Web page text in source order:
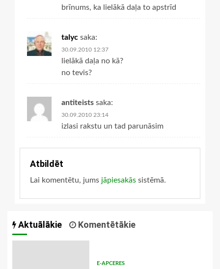
brīnums, ka lielākā daļa to apstrīd
talyc saka:
30.09.2010 12:37
lielākā daļa no kā?
no tevis?
antiteists saka:
30.09.2010 23:14
izlasi rakstu un tad parunāsim
Atbildēt
Lai komentētu, jums jāpiesakās sistēmā.
Aktuālākie Komentētākie
E-APCERES